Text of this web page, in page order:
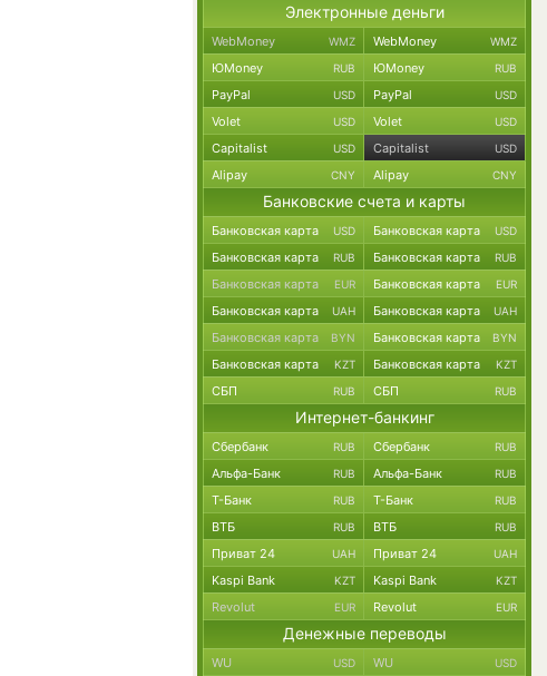
Электронные деньги
WebMoney WMZ WebMoney WMZ
ЮMoney RUB ЮMoney RUB
PayPal USD PayPal USD
Volet USD Volet USD
Capitalist USD Capitalist USD
Alipay CNY Alipay CNY
Банковские счета и карты
Банковская карта USD Банковская карта USD
Банковская карта RUB Банковская карта RUB
Банковская карта EUR Банковская карта EUR
Банковская карта UAH Банковская карта UAH
Банковская карта BYN Банковская карта BYN
Банковская карта KZT Банковская карта KZT
СБП RUB СБП RUB
Интернет-банкинг
Сбербанк RUB Сбербанк RUB
Альфа-Банк RUB Альфа-Банк RUB
Т-Банк RUB Т-Банк RUB
ВТБ RUB ВТБ RUB
Приват 24 UAH Приват 24 UAH
Kaspi Bank KZT Kaspi Bank KZT
Revolut EUR Revolut EUR
Денежные переводы
WU USD WU USD